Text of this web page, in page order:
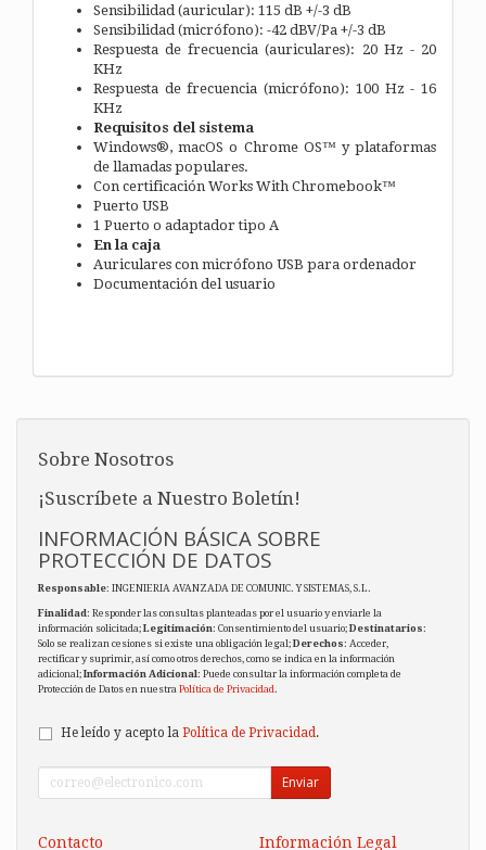
Sensibilidad (auricular): 115 dB +/-3 dB
Sensibilidad (micrófono): -42 dBV/Pa +/-3 dB
Respuesta de frecuencia (auriculares): 20 Hz - 20
KHz
Respuesta de frecuencia (micrófono): 100 Hz - 16
KHz
Requisitos del sistema
Windows®, macOS o Chrome OS™ y plataformas
de llamadas populares.
Con certificación Works With Chromebook™
Puerto USB
1 Puerto o adaptador tipo A
En la caja
Auriculares con micrófono USB para ordenador
Documentación del usuario
Sobre Nosotros
¡Suscríbete a Nuestro Boletín!
INFORMACIÓN BÁSICA SOBRE
PROTECCIÓN DE DATOS
Responsable: INGENIERIA AVANZADA DE COMUNIC. Y SISTEMAS, S.L.
Finalidad: Responder las consultas planteadas por el usuario y enviarle la
información solicitada;Legitimación: Consentimiento del usuario;Destinatarios:
Solo se realizan cesiones si existe una obligación legal;Derechos: Acceder,
rectificar y suprimir, así como otros derechos, como se indica en la información
adicional;Información Adicional: Puede consultar la información completa de
Protección de Datos en nuestra Política de Privacidad.
He leído y acepto la Política de Privacidad .
Enviar
Contacto Información Legal